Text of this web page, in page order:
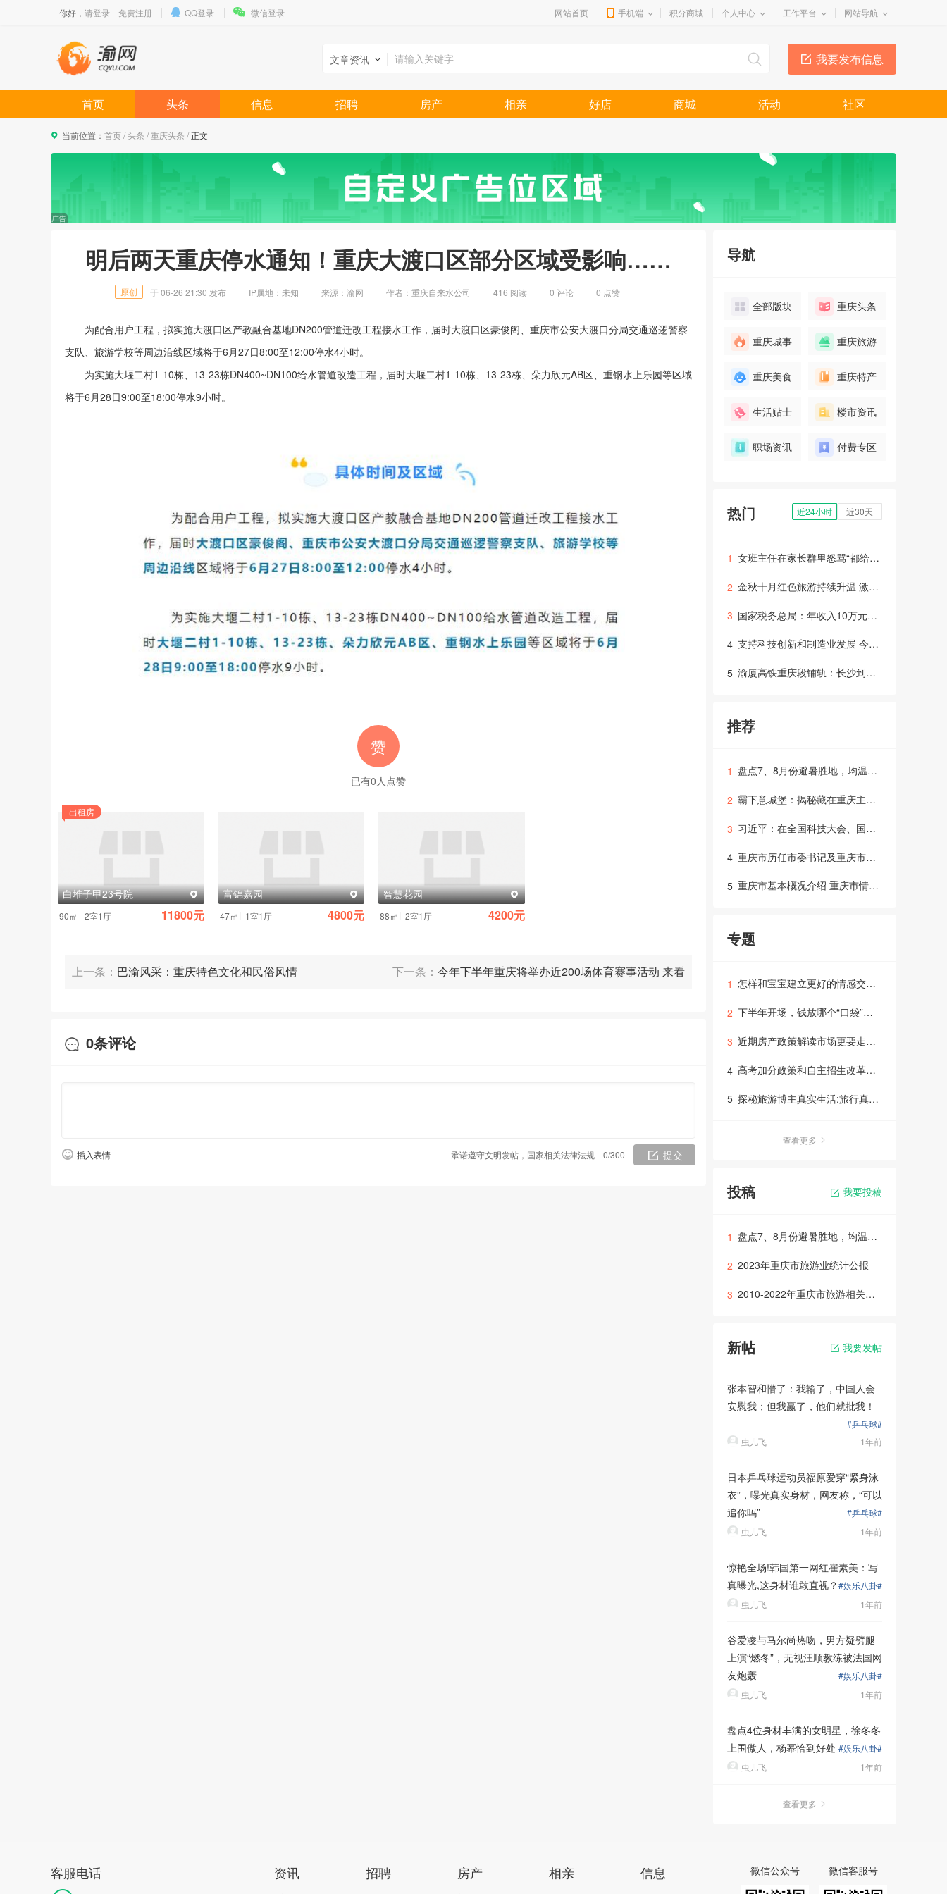
你好， 请登录 免费注册 QQ登录 微信登录 网站首页 手机端 积分商城 个人中心 工作平台 网站导航
我要发布信息
文章资讯
首页 头条 信息 招聘 房产 相亲 好店 商城 活动 社区
当前位置： 首页/头条 /重庆头条 /正文
明后两天重庆停水通知！重庆大渡口区部分区域受影响……
原创 于06-26 21:30 发布 IP属地： 未知 来源：渝网 作者：重庆自来水公司 416 阅读 0 评论 0 点赞
为配合用户工程，拟实施大渡口区产教融合基地DN200管道迁改工程接水工作，届时大渡口区豪俊阁、重庆市公安大渡口分局交通巡逻警察
支队、旅游学校等周边沿线区域将于6月27日8:00至12:00停水4小时。
为实施大堰二村1-10栋、13-23栋DN400~DN100给水管道改造工程，届时大堰二村1-10栋、13-23栋、朵力欣元AB区、重钢水上乐园等区域
将于6月28日9:00至18:00停水9小时。
赞
已有0人点赞
出租房
白堆子甲23号院
90㎡ 2室1厅 11800元
富锦嘉园
47㎡ 1室1厅 4800元
智慧花园
88㎡ 2室1厅 4200元
上一条： 巴渝风采：重庆特色文化和民俗风情 下一条： 今年下半年重庆将举办近200场体育赛事活动 来看
0条评论
插入表情 提交
承诺遵守文明发帖，国家相关法律法规 0/300
导航
全部版块 重庆头条
重庆城事 重庆旅游
重庆美食 重庆特产
生活贴士 楼市资讯
职场资讯 付费专区
热门 近24小时 近30天
1 女班主任在家长群里怒骂“都给老子滚”，学校回应：与家长沟通时情绪失控，已暂停其教学
2 金秋十月红色旅游持续升温 激活经济发展潜力
3 国家税务总局：年收入10万元以内纳税人基本无需缴纳个税
4 支持科技创新和制造业发展 今年前8月重庆减税降费及退税近250亿元
5 渝厦高铁重庆段铺轨：长沙到重庆时常缩短1小时
推荐
1 盘点7、8月份避暑胜地，均温25℃，各个号称避暑天堂
2 霸下意城堡：揭秘藏在重庆主城的古堡，耗资上亿建造如今却无人居住…胆小者慎入
3 习近平：在全国科技大会、国家科学技术奖励大会、两院院士大会上的讲话
4 重庆市历任市委书记及重庆市历任市长名单
5 重庆市基本概况介绍 重庆市情简介
专题
1 怎样和宝宝建立更好的情感交流亲子专题
2 下半年开场，钱放哪个“口袋”里理财专题讲座
3 近期房产政策解读市场更要走向正规理性的轨道里面
4 高考加分政策和自主招生改革问题答疑
5 探秘旅游博主真实生活:旅行真没太多惊险！
查看更多
投稿 我要投稿
1 盘点7、8月份避暑胜地，均温25℃，各个号称避暑天堂
2 2023年重庆市旅游业统计公报
3 2010-2022年重庆市旅游相关数据
新帖 我要发帖
张本智和懵了：我输了，中国人会
安慰我；但我赢了，他们就批我！
#乒乓球#
1年前
虫儿飞
日本乒乓球运动员福原爱穿“紧身泳
衣”，曝光真实身材，网友称，“可以
追你吗”
#乒乓球#
1年前
虫儿飞
惊艳全场!韩国第一网红崔素美：写
真曝光,这身材谁敢直视？#娱乐八卦#
1年前
虫儿飞
谷爱凌与马尔尚热吻，男方疑劈腿
上演“燃冬”，无视汪顺教练被法国网
友炮轰
#娱乐八卦#
1年前
虫儿飞
盘点4位身材丰满的女明星，徐冬冬
上围傲人，杨幂恰到好处 #娱乐八卦#
1年前
虫儿飞
查看更多
客服电话 资讯 招聘 房产 相亲 信息 微信公众号 微信客服号